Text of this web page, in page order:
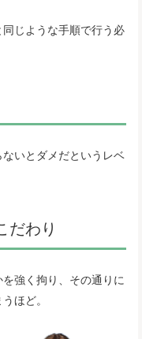
じような手順で行う必
いとダメだというレベ
だわり
強く拘り、その通りに
ほど。